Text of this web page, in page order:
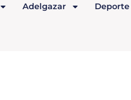
Adelgazar Deporte